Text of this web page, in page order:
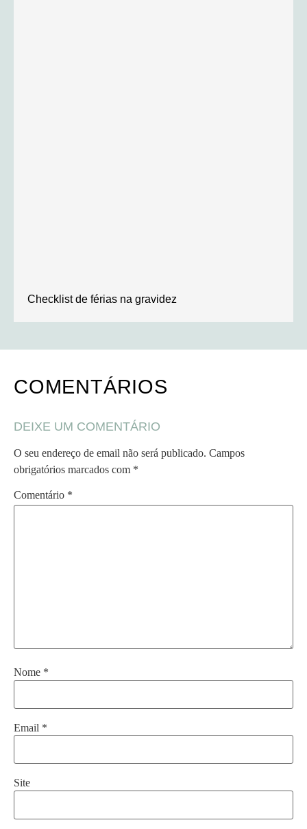
Checklist de férias na gravidez
COMENTÁRIOS
DEIXE UM COMENTÁRIO
O seu endereço de email não será publicado. Campos
obrigatórios marcados com *
Comentário *
Nome *
Email *
Site